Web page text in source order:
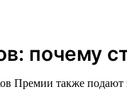
почему
Премии также подают